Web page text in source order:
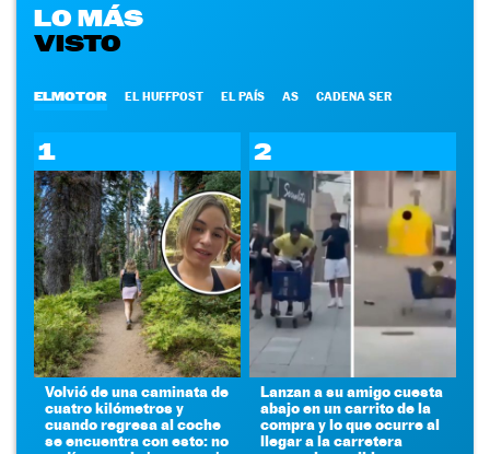
LO MÁS
VISTO
ELMOTOR EL HUFFPOST EL PAÍS AS CADENA SER
1
Volvió de una caminata de
cuatro kilómetros y
cuando regresa al coche
se encuentra con esto: no
2
Lanzan a su amigo cuesta
abajo en un carrito de la
compra y lo que ocurre al
llegar a la carretera